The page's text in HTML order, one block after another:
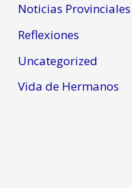
Noticias Provinciales
Reflexiones
Uncategorized
Vida de Hermanos